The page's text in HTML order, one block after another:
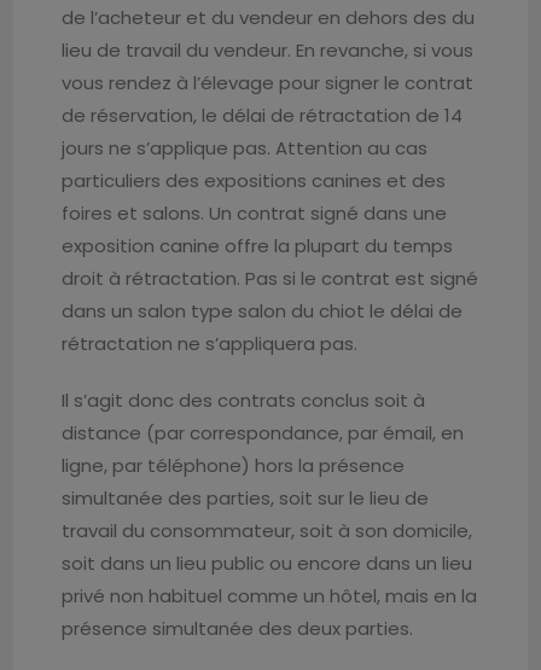
de l’acheteur et du vendeur en dehors des du
lieu de travail du vendeur. En revanche, si vous
vous rendez à l’élevage pour signer le contrat
de réservation, le délai de rétractation de 14
jours ne s’applique pas. Attention au cas
particuliers des expositions canines et des
foires et salons. Un contrat signé dans une
exposition canine offre la plupart du temps
droit à rétractation. Pas si le contrat est signé
dans un salon type salon du chiot le délai de
rétractation ne s’appliquera pas.
Il s’agit donc des contrats conclus soit à
distance (par correspondance, par émail, en
ligne, par téléphone) hors la présence
simultanée des parties, soit sur le lieu de
travail du consommateur, soit à son domicile,
soit dans un lieu public ou encore dans un lieu
privé non habituel comme un hôtel, mais en la
présence simultanée des deux parties.